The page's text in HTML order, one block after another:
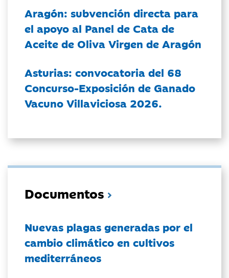
Aragón: subvención directa para
el apoyo al Panel de Cata de
Aceite de Oliva Virgen de Aragón
Asturias: convocatoria del 68
Concurso-Exposición de Ganado
Vacuno Villaviciosa 2026.
Documentos
Nuevas plagas generadas por el
cambio climático en cultivos
mediterráneos